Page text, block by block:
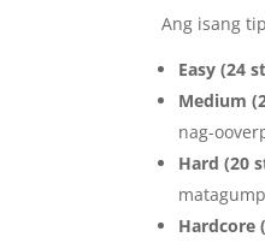
Ang isang
Easy (24
Medium
nag-
Hard (20
Hardcore